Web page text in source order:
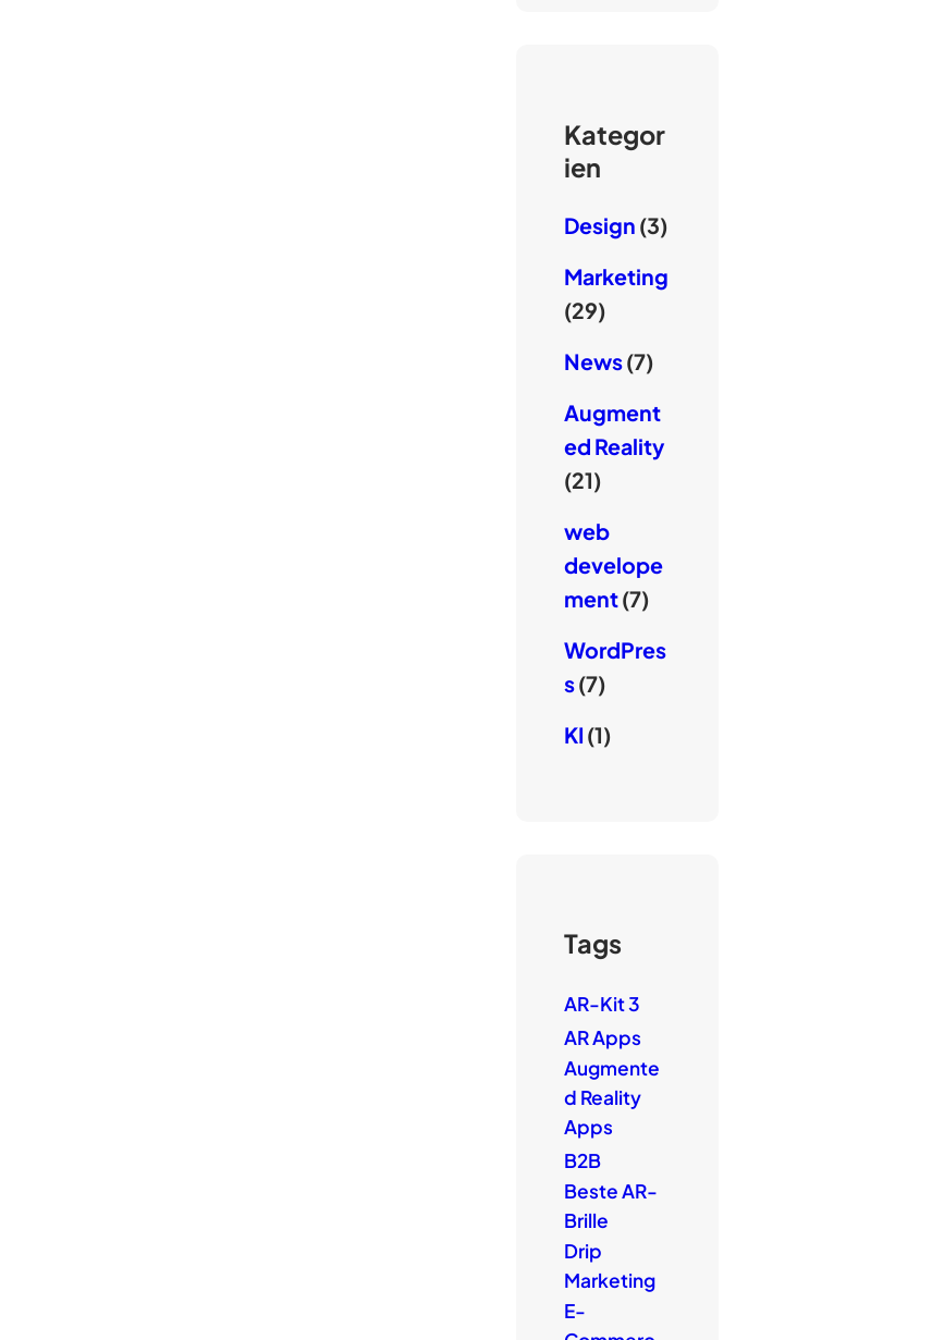
Kategor
ien
Design (3)
Marketing
(29)
News(7)
Augment
ed Reality
(21)
web
develope
ment(7)
WordPres
s(7)
KI (1)
Tags
AR-Kit 3
AR Apps
Augmente
d Reality
Apps
B2B
Beste AR-
Brille
Drip
Marketing
E-